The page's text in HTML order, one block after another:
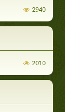
2940
2010